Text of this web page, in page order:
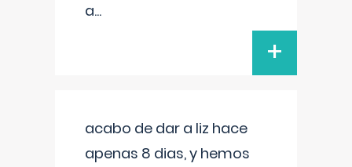
a...
+
acabo de dar a liz hace
apenas 8 dias, y hemos